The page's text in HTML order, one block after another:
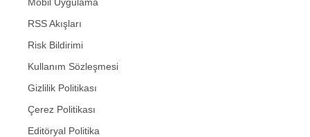
RSS Akışları
Risk Bildirimi
Kullanım Sözleşmesi
Gizlilik Politikası
Çerez Politikası
Editöryal Politika